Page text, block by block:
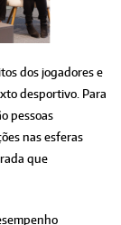
dos jogadores e
desportivo. Para
pessoas
nas esferas
que